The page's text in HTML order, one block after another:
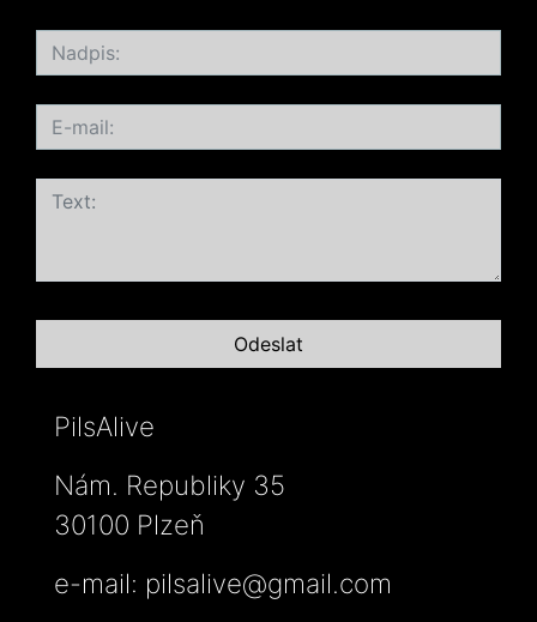
PilsAlive
Nám. Republiky 35
30100 Plzeň
e-mail: pilsalive@gmail.com